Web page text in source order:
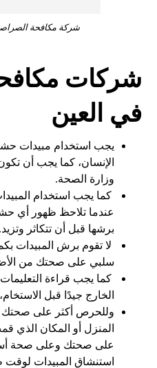
شركة مكافحة
شركات
في العين
يجب استخدام مبيدات
الإنسان، كما يجب أن
وزارة الصحة.
كما يجب استخدام
عندما تلاحظ ظهور أي
برشها قبل أن تتكاثر وتزيد.
لا تقوم برش المبيدات
سلبي على صحتك من
كما يجب قراءة
الخارج جيدًا قبل
وللحرص أكثر على صحتك
المنزل أو المكان الذي
على صحتك وعلى صحة
استنشاق المبيدات لوقت